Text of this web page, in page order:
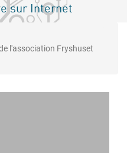
sur Internet
l'association Fryshuset